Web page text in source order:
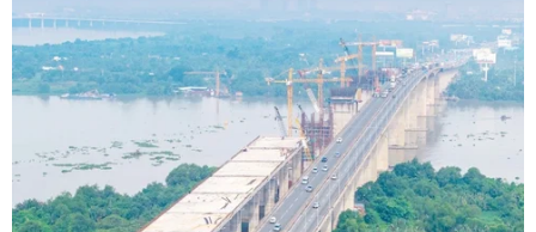
CƠ QUAN CHỦ QUẢN: THÔNG TẤN XÃ VIỆT NAM
Tổng Biên tập: TRẦN TIẾN DUẨN
Phó Tổng Biên tập: NGUYỄN THỊ TÁM, KHÚC THANH
THỦY